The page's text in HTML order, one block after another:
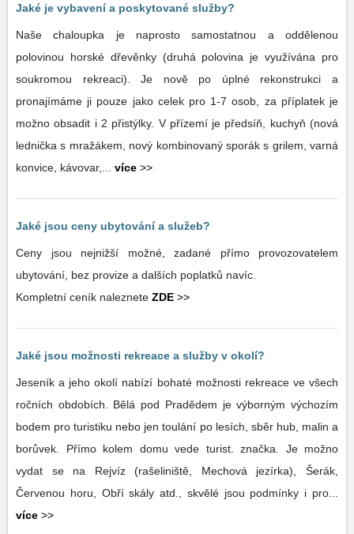
Jaké je vybavení a poskytované služby?
Naše chaloupka je naprosto samostatnou a oddělenou
polovinou horské dřevěnky (druhá polovina je využívána pro
soukromou rekreaci). Je nově po úplné rekonstrukci a
pronajímáme ji pouze jako celek pro 1-7 osob, za příplatek je
možno obsadit i 2 přistýlky. V přízemí je předsíň, kuchyň (nová
lednička s mražákem, nový kombinovaný sporák s grilem, varná
konvice, kávovar,... více >>
Jaké jsou ceny ubytování a služeb?
Ceny jsou nejnižší možné, zadané přímo provozovatelem
ubytování, bez provize a dalších poplatků navíc.
Kompletní ceník naleznete ZDE >>
Jaké jsou možnosti rekreace a služby v okolí?
Jeseník a jeho okolí nabízí bohaté možnosti rekreace ve všech
ročních obdobích. Bělá pod Pradědem je výborným výchozím
bodem pro turistiku nebo jen toulání po lesích, sběr hub, malin a
borůvek. Přímo kolem domu vede turist. značka. Je možno
vydat se na Rejvíz (rašeliniště, Mechová jezírka), Šerák,
Červenou horu, Obří skály atd., skvělé jsou podmínky i pro...
více >>